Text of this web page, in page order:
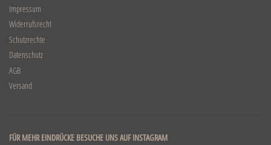
Impressum
Widerrufsrecht
Schutzrechte
Datenschutz
AGB
Versand
FÜR MEHR EINDRÜCKE BESUCHE UNS AUF INSTAGRAM